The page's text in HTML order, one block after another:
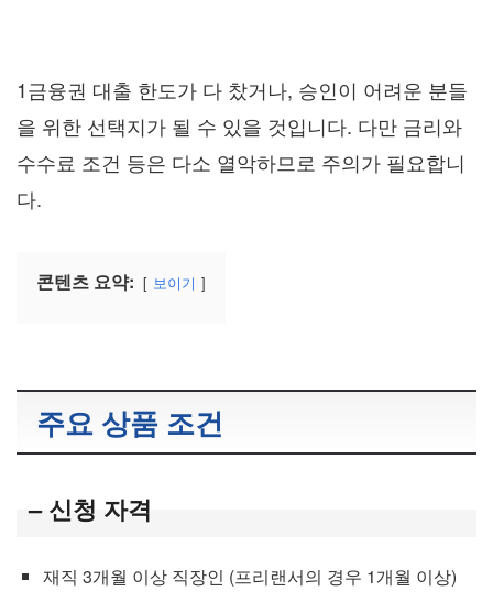
1금융권 대출 한도가 다 찼거나, 승인이 어려운 분들
을 위한 선택지가 될 수 있을 것입니다. 다만 금리와
수수료 조건 등은 다소 열악하므로 주의가 필요합니
다.
콘텐츠 요약: 보이기
주요 상품 조건
– 신청 자격
재직 3개월 이상 직장인 (프리랜서의 경우 1개월 이상)